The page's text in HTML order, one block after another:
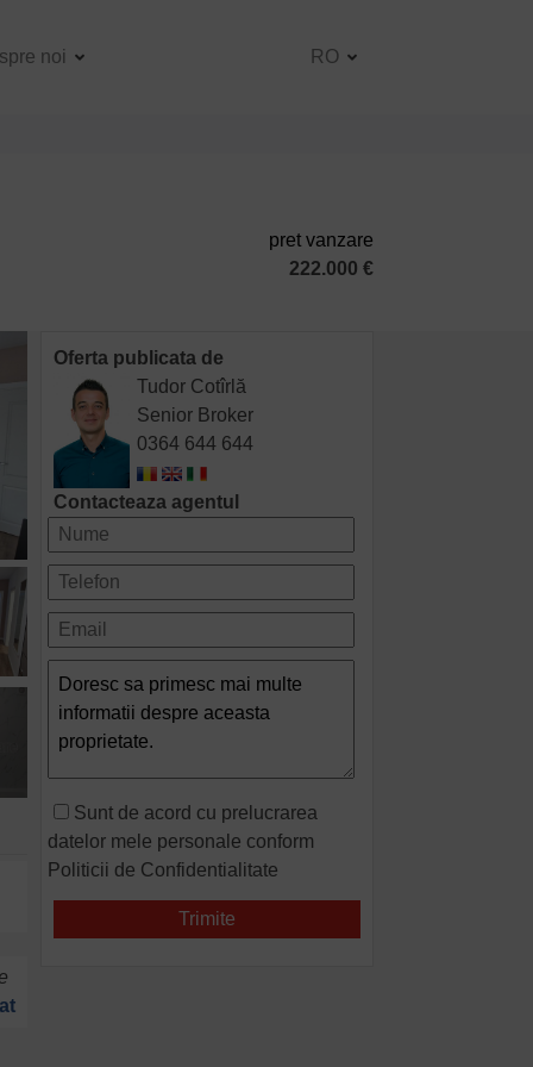
noi RO
pret vanzare
222.000 €
Oferta publicata de
Tudor Cotîrlă
Senior Broker
0364 644 644
Contacteaza agentul
Sunt de acord cu prelucrarea
datelor mele personale conform
Politicii de Confidentialitate